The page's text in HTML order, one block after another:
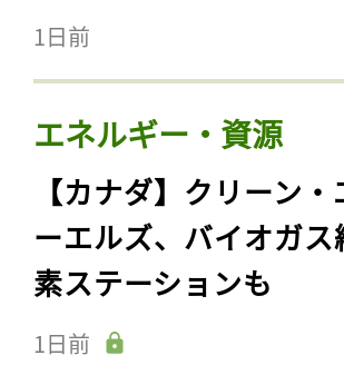
1日前
エネルギー・資源
【カナダ】クリーン
ーエルズ、バイオガ
素ステーションも
1日前